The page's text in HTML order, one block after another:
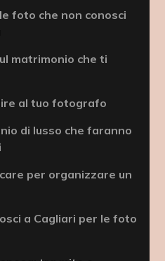
foto che non conosci
matrimonio che ti
al tuo fotografo
di lusso che faranno
per organizzare un
a Cagliari per le foto